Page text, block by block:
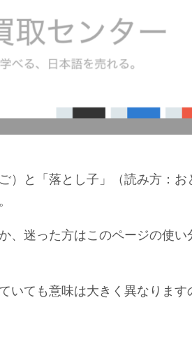
）と「落とし子」（読み方：お
、迷った方はこのページの使
いても意味は大きく異なります